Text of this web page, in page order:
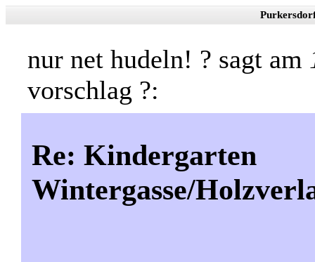
nur net hudeln! ? sagt am
vorschlag ?:
Re: Kindergarten
Wintergasse/